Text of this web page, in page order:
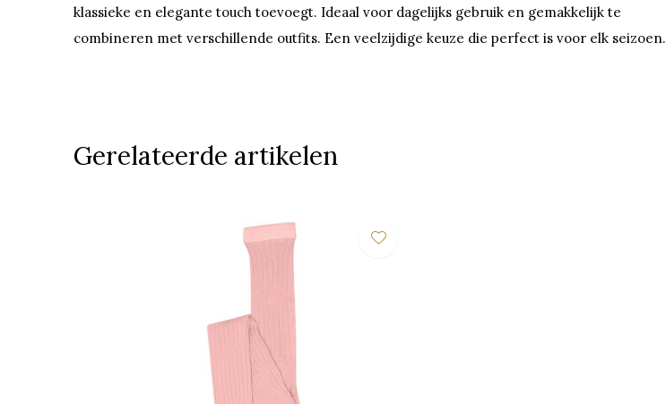
klassieke en elegante touch toevoegt. Ideaal voor dagelijks gebruik en gemakkelijk te
combineren met verschillende outfits. Een veelzijdige keuze die perfect is voor elk seizoen.
Gerelateerde artikelen